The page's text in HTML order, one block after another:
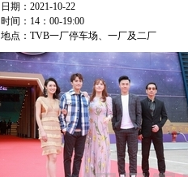
日期：2021-10-22
时间：14：00-19:00
地点：TVB一厂停车场、一厂及二厂